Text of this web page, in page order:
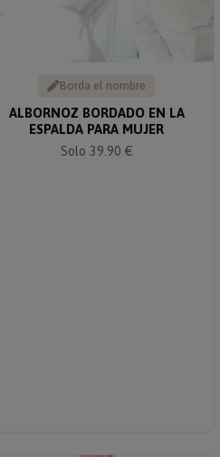
Borda el nombre
ALBORNOZ BORDADO EN LA
ESPALDA PARA MUJER
Solo 39.90 €